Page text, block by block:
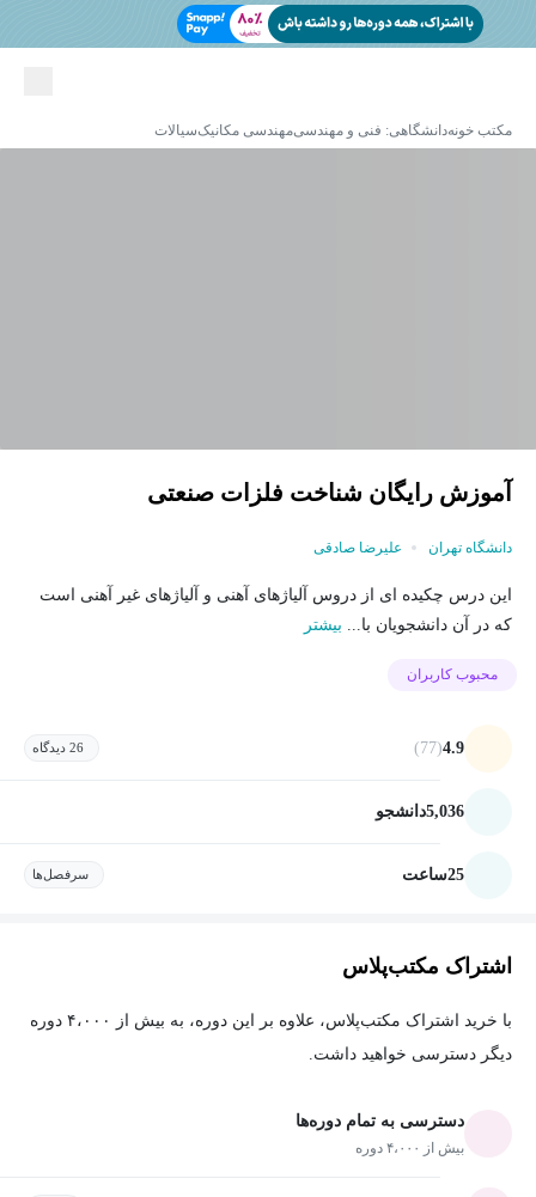
مکتب خونهدانشگاهی: فنی و مهندسیمهندسی مکانیکسیالات
آموزش رایگان شناخت فلزات صنعتی
دانشگاه تهران علیرضا صادقی
این درس چکیده ای از دروس آلیاژهای آهنی و آلیاژهای غیر آهنی است
که در آن دانشجویان با... بیشتر
محبوب کاربران
4.9
(77) 26 دیدگاه
5,036دانشجو
25ساعت سرفصل‌ها
اشتراک مکتب‌پلاس
با خرید اشتراک مکتب‌پلاس، علاوه بر این دوره، به بیش از ۴،۰۰۰ دوره
دیگر دسترسی خواهید داشت.
دسترسی به تمام دوره‌ها
بیش از ۴،۰۰۰ دوره